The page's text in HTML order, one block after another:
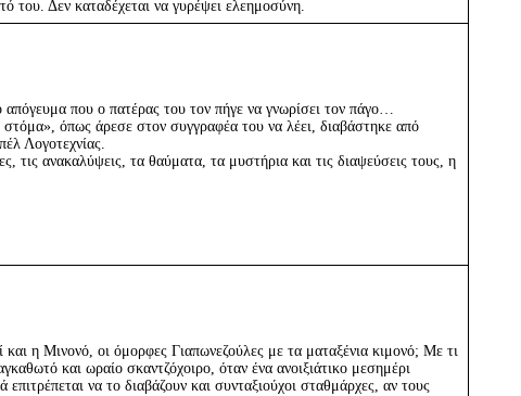
του. Δεν καταδέχεται να γυρέψει ελεημοσύνη.
που ο πατέρας του τον πήγε να γνωρίσει τον πάγο…
όπως άρεσε στον συγγραφέα του να λέει, διαβάστηκε από
Λογοτεχνίας.
τις ανακαλύψεις, τα θαύματα, τα μυστήρια και τις διαψεύσεις τους, η
η Μινονό, οι όμορφες Γιαπωνεζούλες με τα ματαξένια κιμονό; Με τι
και ωραίο σκαντζόχοιρο, όταν ένα ανοιξιάτικο μεσημέρι
να το διαβάζουν και συνταξιούχοι σταθμάρχες, αν τους